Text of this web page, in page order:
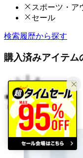
スポーツ・ア
セール
検索履歴から探す
購入済みアイテム